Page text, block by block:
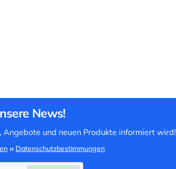
News!
und neuen Produkte informiert wird!
и Datenschutzbestimmungen